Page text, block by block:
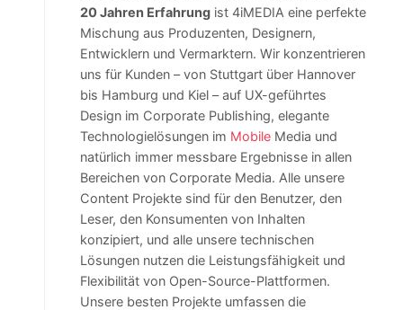
20 Jahren Erfahrungist 4iMEDIA eine perfekte
Mischung aus Produzenten, Designern,
Entwicklern und Vermarktern. Wir konzentrieren
uns für Kunden – von Stuttgart über Hannover
bis Hamburg und Kiel – auf UX-geführtes
Design im Corporate Publishing, elegante
Technologielösungen im MobileMedia und
natürlich immer messbare Ergebnisse in allen
Bereichen von Corporate Media. Alle unsere
Content Projekte sind für den Benutzer, den
Leser, den Konsumenten von Inhalten
konzipiert, und alle unsere technischen
Lösungen nutzen die Leistungsfähigkeit und
Flexibilität von Open-Source-Plattformen.
Unsere besten Projekte umfassen die